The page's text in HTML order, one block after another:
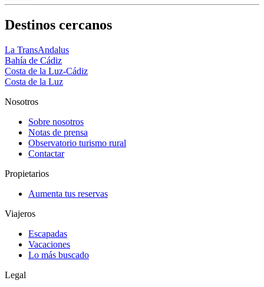
Destinos cercanos
La TransAndalus
Bahía de Cádiz
Costa de la Luz-Cádiz
Costa de la Luz
Nosotros
Sobre nosotros
Notas de prensa
Observatorio turismo rural
Contactar
Propietarios
Aumenta tus reservas
Viajeros
Escapadas
Vacaciones
Lo más buscado
Legal